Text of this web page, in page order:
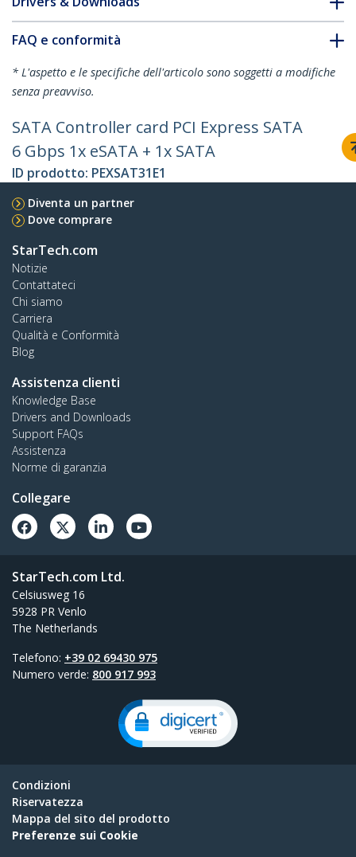
FAQ e conformità
* L'aspetto e le specifiche dell'articolo sono soggetti a modifiche
senza preavviso.
SATA Controller card PCI Express SATA
6 Gbps 1x eSATA + 1x SATA
ID prodotto: PEXSAT31E1
Diventa un partner
Dove comprare
StarTech.com
Notizie
Contattateci
Chi siamo
Carriera
Qualità e Conformità
Blog
Assistenza clienti
Knowledge Base
Drivers and Downloads
Support FAQs
Assistenza
Norme di garanzia
Collegare
StarTech.com Ltd.
Celsiusweg 16
5928 PR Venlo
The Netherlands
Telefono: +39 02 69430 975
Numero verde: 800 917 993
Condizioni
Riservatezza
Mappa del sito del prodotto
Preferenze sui Cookie